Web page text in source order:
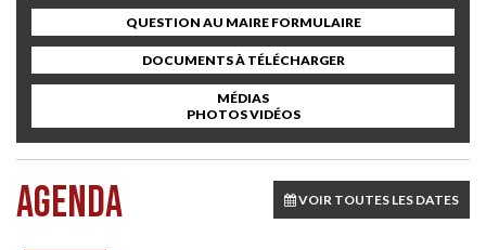
QUESTION AU MAIRE FORMULAIRE
DOCUMENTS À TÉLÉCHARGER
MÉDIAS
PHOTOS VIDÉOS
AGENDA VOIR TOUTES LES DATES